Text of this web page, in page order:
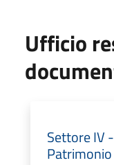
Ufficio
Settore IV
Patrimonio